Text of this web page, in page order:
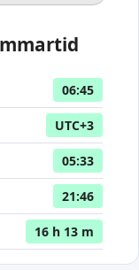
06:45
UTC+3
05:33
21:46
16 h 13 m